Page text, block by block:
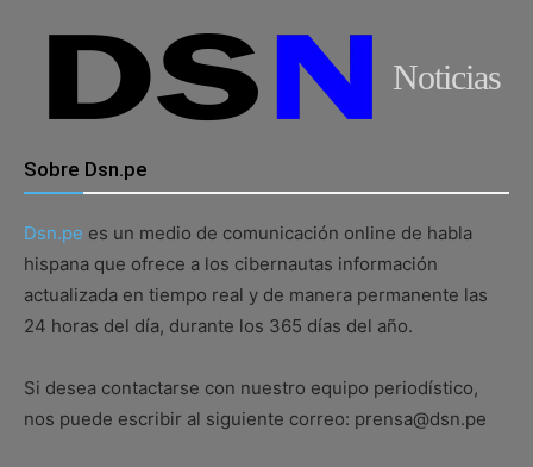
Noticias
Sobre Dsn.pe
Dsn.pe es un medio de comunicación online de habla
hispana que ofrece a los cibernautas información
actualizada en tiempo real y de manera permanente las
24 horas del día, durante los 365 días del año.
Si desea contactarse con nuestro equipo periodístico,
nos puede escribir al siguiente correo: prensa@dsn.pe